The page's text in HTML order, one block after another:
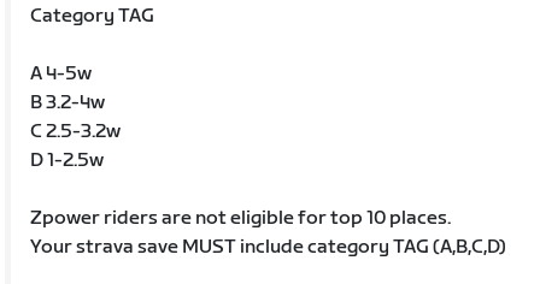
Category TAG
A 4-5w
B 3.2-4w
C 2.5-3.2w
D 1-2.5w
Zpower riders are not eligible for top 10 places.
Your strava save MUST include category TAG (A,B,C,D)